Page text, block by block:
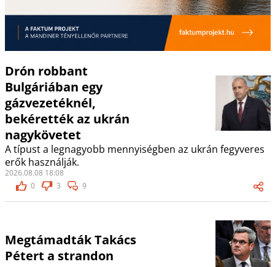
Drón robbant
Bulgáriában egy
gázvezetéknél,
bekérették az ukrán
nagykövetet
A típust a legnagyobb mennyiségben az ukrán fegyveres
erők használják.
2026.08.08 18:08
0
3 9
Megtámadták Takács
Pétert a strandon